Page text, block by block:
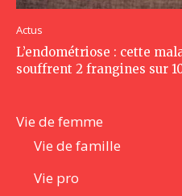
Actus
L’endométriose : cette
souffrent 2 frangines sur
Vie de femme
Vie de famille
Vie pro